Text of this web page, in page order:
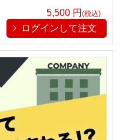
5,500 円(税込)
ログインして注文